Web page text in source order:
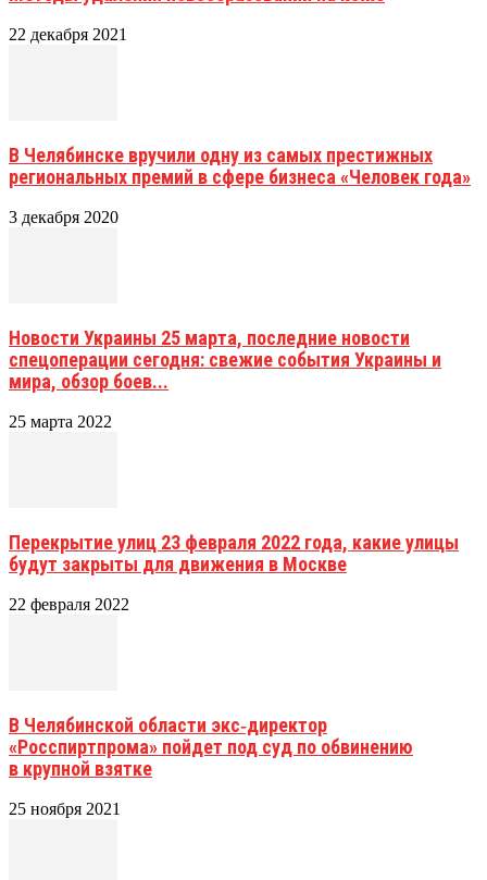
22 декабря 2021
В Челябинске вручили одну из самых престижных
региональных премий в сфере бизнеса «Человек года»
3 декабря 2020
Новости Украины 25 марта, последние новости
спецоперации сегодня: свежие события Украины и
мира, обзор боев...
25 марта 2022
Перекрытие улиц 23 февраля 2022 года, какие улицы
будут закрыты для движения в Москве
22 февраля 2022
В Челябинской области экс‑директор
«Росспиртпрома» пойдет под суд по обвинению
в крупной взятке
25 ноября 2021